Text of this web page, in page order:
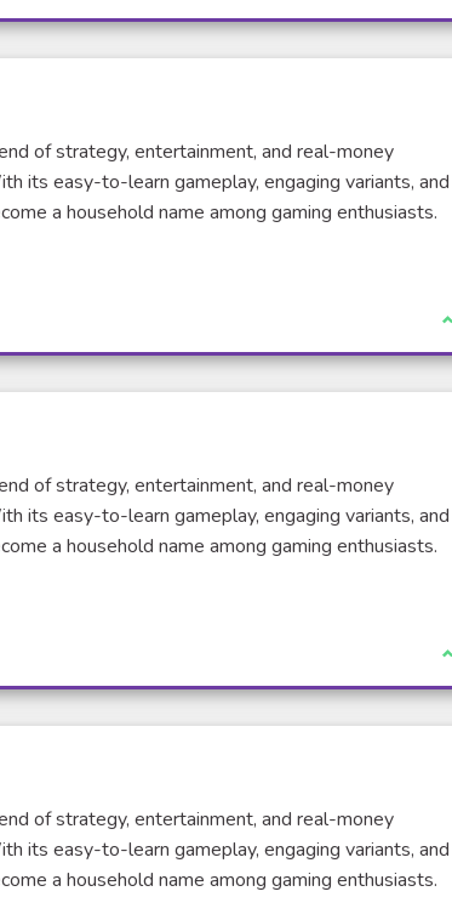
of strategy, entertainment, and real-money
its easy-to-learn gameplay, engaging variants, and
a household name among gaming enthusiasts.
of strategy, entertainment, and real-money
its easy-to-learn gameplay, engaging variants, and
a household name among gaming enthusiasts.
of strategy, entertainment, and real-money
its easy-to-learn gameplay, engaging variants, and
a household name among gaming enthusiasts.